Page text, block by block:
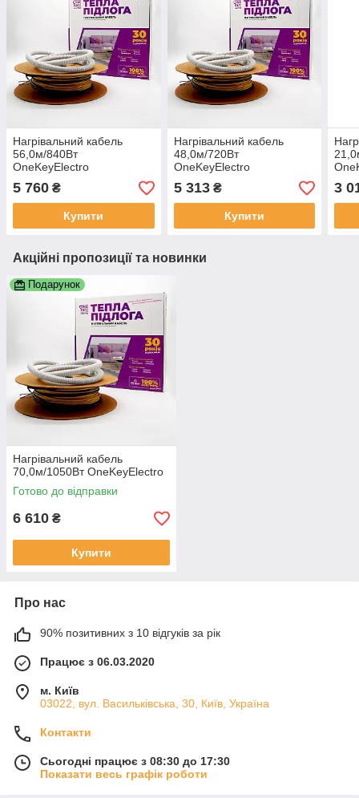
Нагрівальний кабель
56,0м/840Вт
OneKeyElectro
5 760 ₴
Купити
Нагрівальний кабель
48,0м/720Вт
OneKeyElectro
5 313₴
Купити
3
Акційні пропозиції та новинки
Подарунок
Нагрівальний кабель
70,0м/1050Вт OneKeyElectro
Готово до відправки
6 610 ₴
Купити
Про нас
90% позитивних з 10 відгуків за рік
Працює з 06.03.2020
м. Київ
03022, вул. Васильківська, 30, Київ, Україна
Контакти
Сьогодні працює з 08:30 до 17:30
Показати весь графік роботи